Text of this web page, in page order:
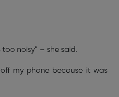
too noisy” – she said.
my phone because it was